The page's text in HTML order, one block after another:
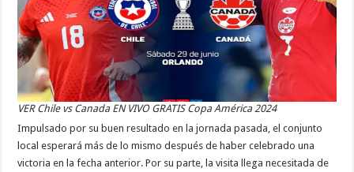
VER Chile vs Canada EN VIVO GRATIS Copa América 2024
Impulsado por su buen resultado en la jornada pasada, el conjunto
local esperará más de lo mismo después de haber celebrado una
victoria en la fecha anterior. Por su parte, la visita llega necesitada de